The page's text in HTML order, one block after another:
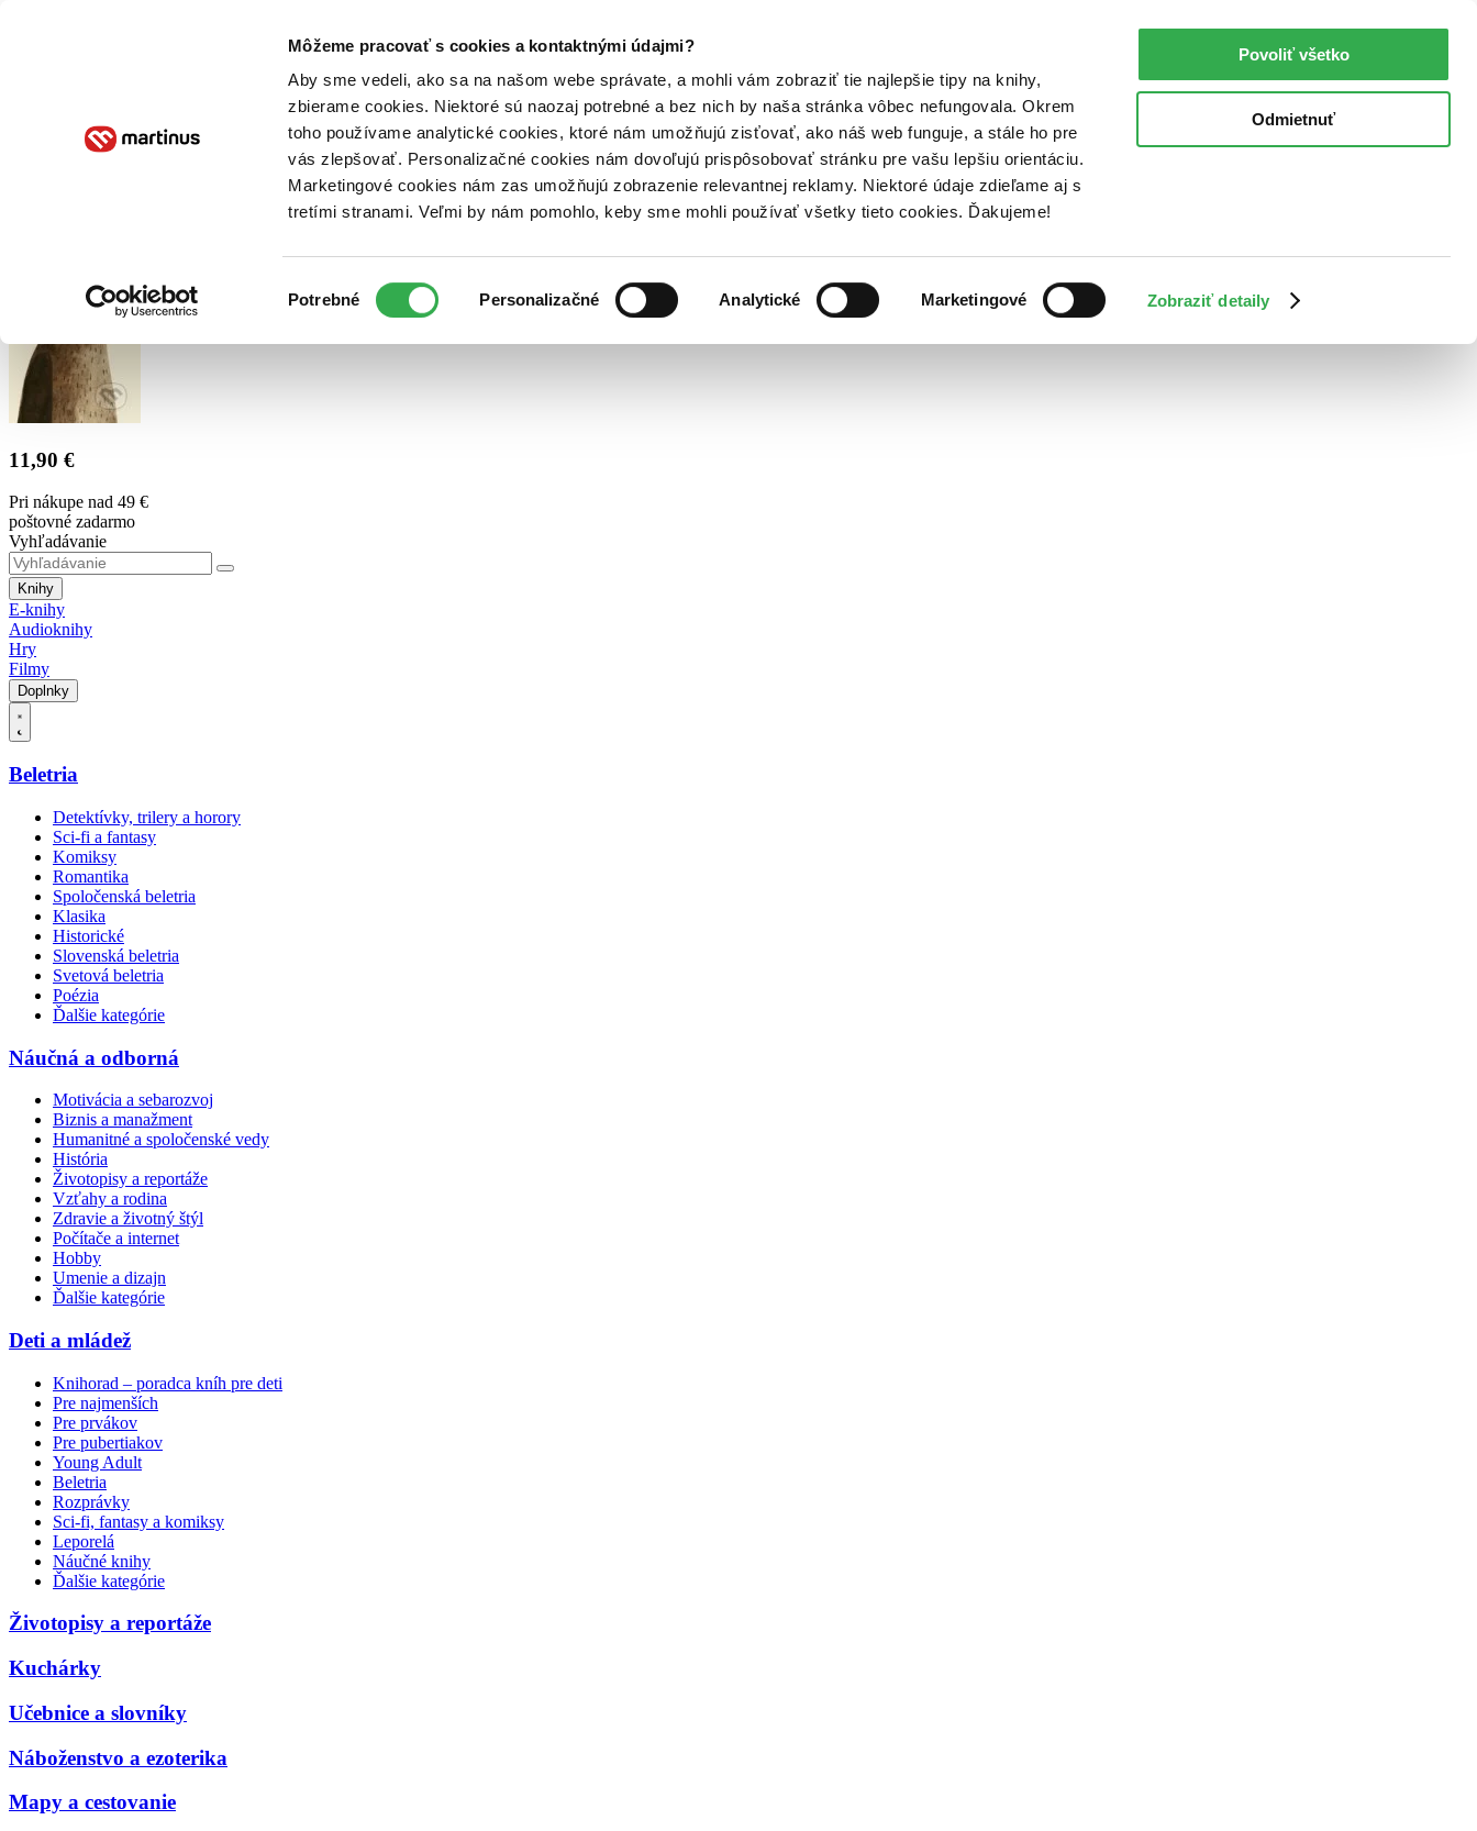
Môžeme pracovať s cookies a kontaktnými údajmi?
Aby sme vedeli, ako sa na našom webe správate, a mohli vám zobraziť tie najlepšie tipy na knihy,
zbierame cookies. Niektoré sú naozaj potrebné a bez nich by naša stránka vôbec nefungovala. Okrem
toho používame analytické cookies, ktoré nám umožňujú zisťovať, ako náš web funguje, a stále ho pre
vás zlepšovať. Personalizačné cookies nám dovoľujú prispôsobovať stránku pre vašu lepšiu orientáciu.
Marketingové cookies nám zas umožňujú zobrazenie relevantnej reklamy. Niektoré údaje zdieľame aj s
tretími stranami. Veľmi by nám pomohlo, keby sme mohli používať všetky tieto cookies. Ďakujeme!
súhlasu
Potrebné Personalizačné Analytické Marketingové Zobraziť detaily
Povoliť všetko
Odmietnuť
Poukážky Kontakt
11,90 €
Pri nákupe nad 49 €
poštovné zadarmo
Vyhľadávanie
Knihy
E-knihy
Audioknihy
Hry
Filmy
Doplnky
Beletria
Detektívky, trilery a horory
Sci-fi a fantasy
Komiksy
Romantika
Spoločenská beletria
Klasika
Historické
Slovenská beletria
Svetová beletria
Poézia
Ďalšie kategórie
Náučná a odborná
Motivácia a sebarozvoj
Biznis a manažment
Humanitné a spoločenské vedy
História
Životopisy a reportáže
Vzťahy a rodina
Zdravie a životný štýl
Počítače a internet
Hobby
Umenie a dizajn
Ďalšie kategórie
Deti a mládež
Knihorad – poradca kníh pre deti
Pre najmenších
Pre prvákov
Pre pubertiakov
Young Adult
Beletria
Rozprávky
Sci-fi, fantasy a komiksy
Leporelá
Náučné knihy
Ďalšie kategórie
Životopisy a reportáže
Kuchárky
Učebnice a slovníky
Náboženstvo a ezoterika
Mapy a cestovanie